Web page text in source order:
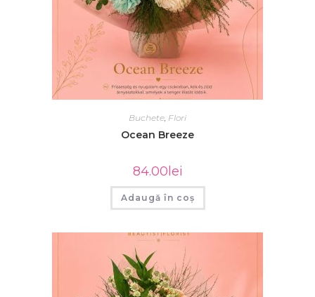
Buchete Flori
Ocean Breeze
84.00lei
Adaugă în coș